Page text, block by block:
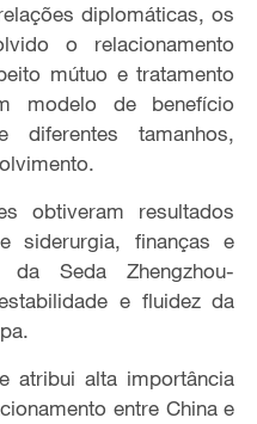
diplomáticas, os
o relacionamento
mútuo e tratamento
modelo de benefício
tamanhos,
obtiveram resultados
siderurgia, finanças e
Seda Zhengzhou-
e fluidez da
atribui alta importância
entre China e